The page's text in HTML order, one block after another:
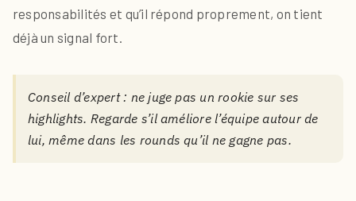
responsabilités et qu’il répond proprement, on tient
déjà un signal fort.
Conseil d’expert : ne juge pas un rookie sur ses
highlights. Regarde s’il améliore l’équipe autour de
lui, même dans les rounds qu’il ne gagne pas.